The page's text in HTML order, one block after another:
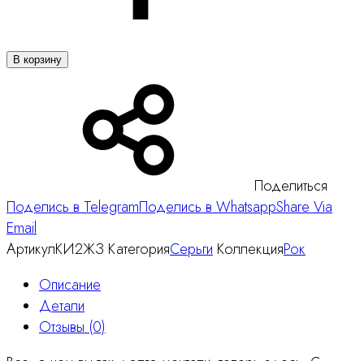
В корзину
Поделиться
Поделись в TelegramПоделись в WhatsappShare Via
Email
АртикулКИ2ЖЗ КатегорияСерьги КоллекцияРок
Описание
Детали
Отзывы (0)